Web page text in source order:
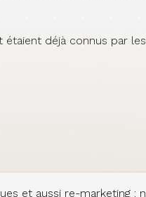
déjà connus par
et aussi re-marketing :